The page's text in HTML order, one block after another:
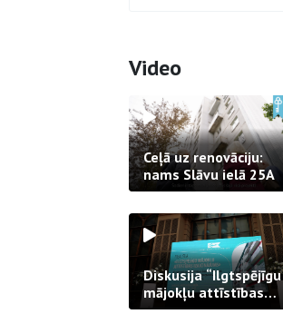
Video
Ceļā uz renovāciju:
nams Slāvu ielā 25A
Diskusija “Ilgtspējīgu
mājokļu attīstības
izaicinājums”